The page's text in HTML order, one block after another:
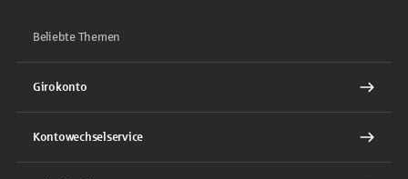
Beliebte Themen
Girokonto
Kontowechselservice